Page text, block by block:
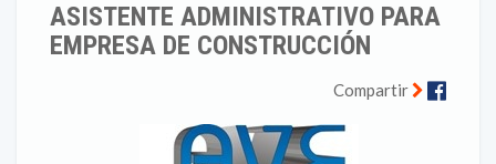
ASISTENTE ADMINISTRATIVO PARA
EMPRESA DE CONSTRUCCIÓN
Compartir